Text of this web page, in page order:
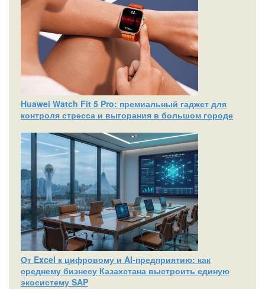
Huawei Watch Fit 5 Pro: премиальный гаджет для
контроля стресса и выгорания в большом городе
От Excel к цифровому и AI‑предприятию: как
среднему бизнесу Казахстана выстроить единую
экосистему SAP